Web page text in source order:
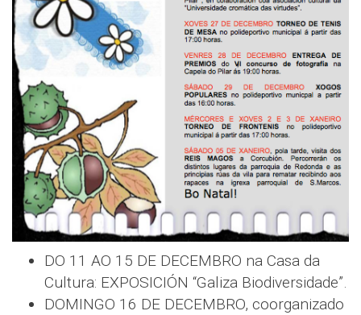
DO 11 AO 15 DE DECEMBRO na Casa da
Cultura: EXPOSICIÓN “Galiza Biodiversidade”.
DOMINGO 16 DE DECEMBRO, coorganizado